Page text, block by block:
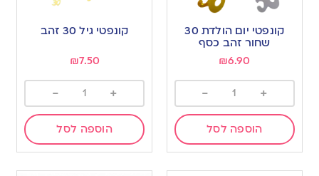
קונפטי יום הולדת 30
שחור זהב כסף
₪6.90
+
-
הוספה לסל
קונפטי גיל 30 זהב
₪7.50
+
-
הוספה לסל